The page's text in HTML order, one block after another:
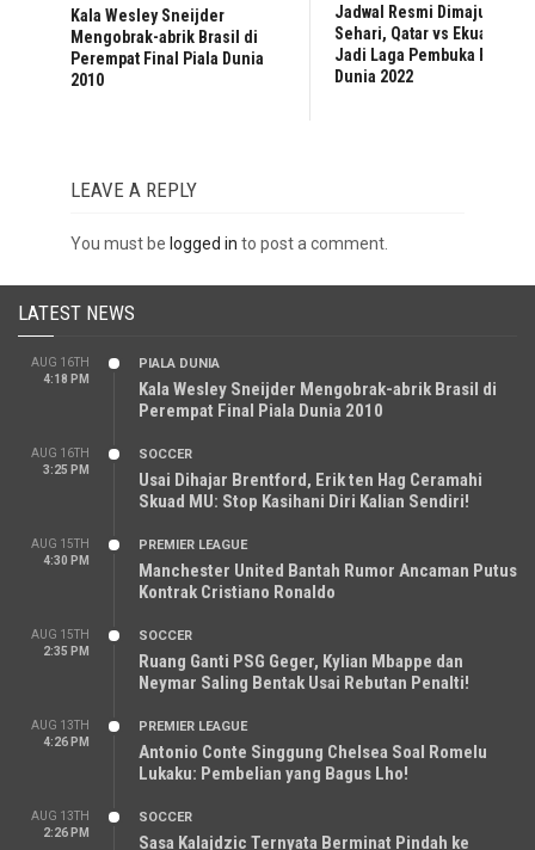
Kala Wesley Sneijder
Mengobrak-abrik Brasil di
Perempat Final Piala Dunia
2010
Jadwal Resmi Dimajukan
Sehari, Qatar vs Ekuador
Jadi Laga Pembuka Piala
Dunia 2022
LEAVE A REPLY
You must be logged in to post a comment.
LATEST NEWS
AUG 16TH
4:18 PM
PIALA DUNIA
Kala Wesley Sneijder Mengobrak-abrik Brasil di
Perempat Final Piala Dunia 2010
AUG 16TH
3:25 PM
SOCCER
Usai Dihajar Brentford, Erik ten Hag Ceramahi
Skuad MU: Stop Kasihani Diri Kalian Sendiri!
AUG 15TH
4:30 PM
PREMIER LEAGUE
Manchester United Bantah Rumor Ancaman Putus
Kontrak Cristiano Ronaldo
AUG 15TH
2:35 PM
SOCCER
Ruang Ganti PSG Geger, Kylian Mbappe dan
Neymar Saling Bentak Usai Rebutan Penalti!
AUG 13TH
4:26 PM
PREMIER LEAGUE
Antonio Conte Singgung Chelsea Soal Romelu
Lukaku: Pembelian yang Bagus Lho!
AUG 13TH
2:26 PM
SOCCER
Sasa Kalajdzic Ternyata Berminat Pindah ke